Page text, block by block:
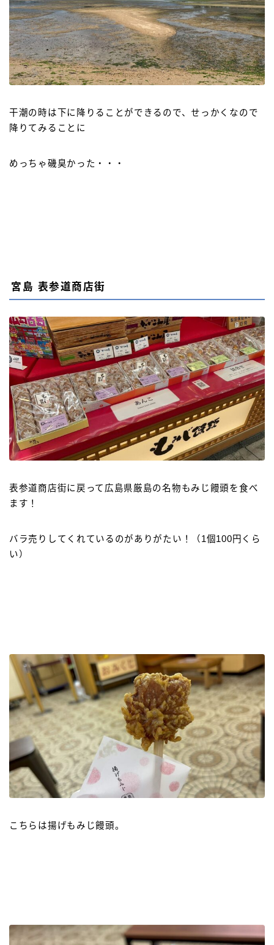
干潮の時は下に降りることができるので、せっかくなので
降りてみることに
めっちゃ磯臭かった・・・
宮島 表参道商店街
表参道商店街に戻って広島県厳島の名物もみじ饅頭を食べ
ます！
バラ売りしてくれているのがありがたい！（1個100円くら
い）
こちらは揚げもみじ饅頭。